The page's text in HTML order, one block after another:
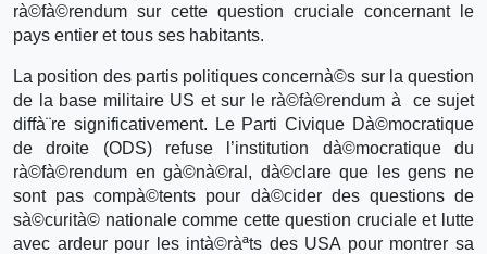
rà©fà©rendum sur cette question cruciale concernant le
pays entier et tous ses habitants.
La position des partis politiques concernà©s sur la question
de la base militaire US et sur le rà©fà©rendum à ce sujet
diffà¨re significativement. Le Parti Civique Dà©mocratique
de droite (ODS) refuse l’institution dà©mocratique du
rà©fà©rendum en gà©nà©ral, dà©clare que les gens ne
sont pas compà©tents pour dà©cider des questions de
sà©curità© nationale comme cette question cruciale et lutte
avec ardeur pour les intà©ràªts des USA pour montrer sa